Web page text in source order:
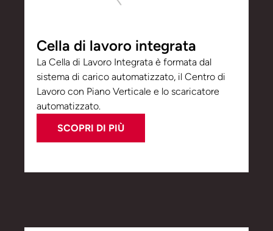
Cella di lavoro integrata
La Cella di Lavoro Integrata è formata dal
sistema di carico automatizzato, il Centro di
Lavoro con Piano Verticale e lo scaricatore
automatizzato.
SCOPRI DI PIÙ